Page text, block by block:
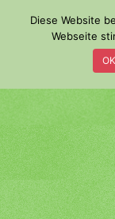
a
i
n
c
o
Diese Website
Webseite
OK